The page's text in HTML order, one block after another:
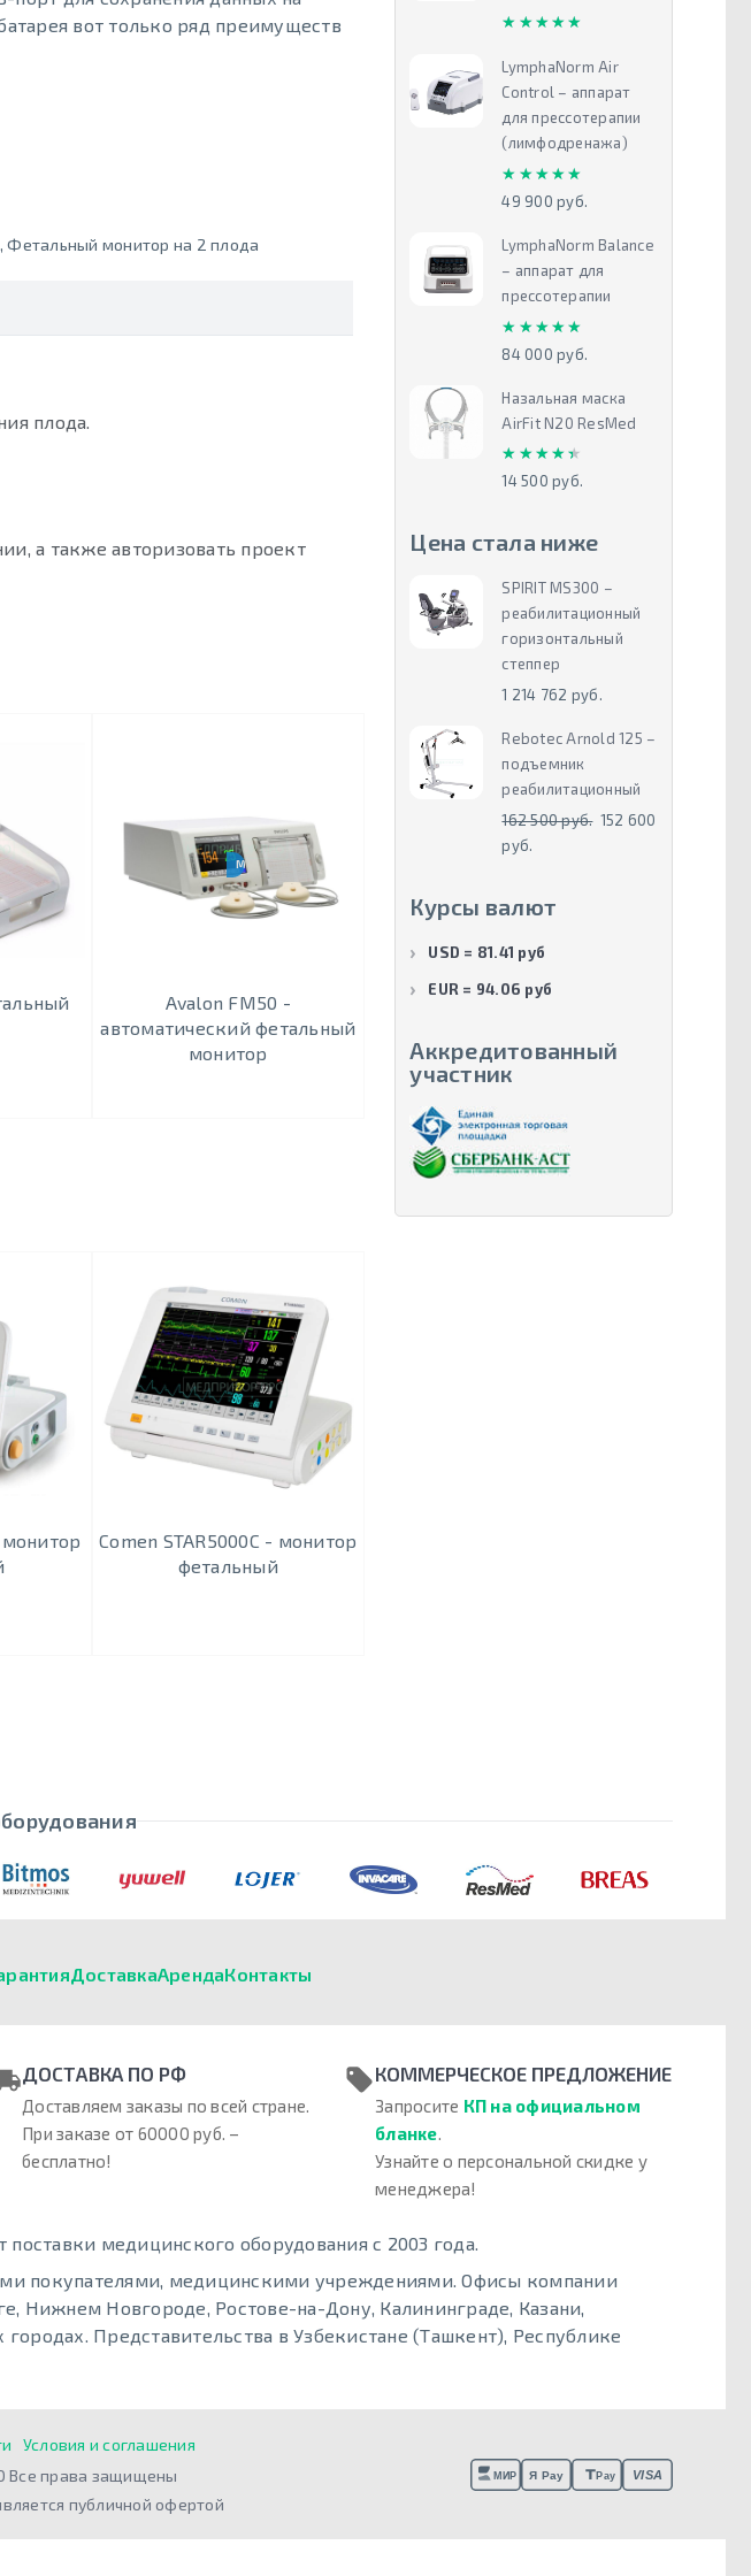
вот только ряд преимуществ
,Фетальный монитор на 2 плода
плода.
а также авторизовать проект
МОНИТОРИНГ ТРОЙНИ
Avalon FM50 -
автоматический фетальный
монитор
монитор
Comen STAR5000C - монитор
фетальный
★★★★★
★★★★★
LymphaNorm Air
Control – аппарат
для прессотерапии
(лимфодренажа)
★★★★★
★★★★★
49 900 руб.
LymphaNorm Balance
– аппарат для
прессотерапии
★★★★★
★★★★★
84 000 руб.
Назальная маска
AirFit N20 ResMed
★★★★★
★★★★★
14 500 руб.
Цена стала ниже
SPIRIT MS300 –
реабилитационный
горизонтальный
степпер
1 214 762 руб.
Rebotec Arnold 125 –
подъемник
реабилитационный
162 500 руб. 152 600
руб.
Курсы валют
USD = 81.41 руб
EUR = 94.06 руб
Аккредитованный
участник
ДоставкаАрендаКонтакты
ДОСТАВКА ПО РФ
Доставляем заказы по всей стране.
При заказе от 60000 руб. –
бесплатно!
КОММЕРЧЕСКОЕ ПРЕДЛОЖЕНИЕ
Запросите КП на официальном
бланке.
Узнайте о персональной скидке у
менеджера!
медицинского оборудования с 2003 года.
покупателями, медицинскими учреждениями. Офисы компании
Нижнем Новгороде, Ростове-на-Дону, Калининграде, Казани,
Представительства в Узбекистане (Ташкент), Республике
Условия и соглашения
Все права защищены
публичной офертой
МИР Я Pay Pay VISA